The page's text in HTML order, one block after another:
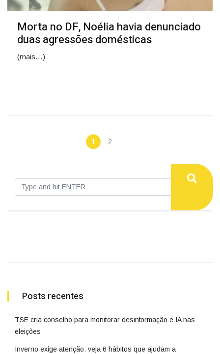
Morta no DF, Noélia havia denunciado
duas agressões domésticas
(mais…)
1 2
Posts recentes
TSE cria conselho para monitorar desinformação e IA nas
eleições
Inverno exige atenção: veja 6 hábitos que ajudam a